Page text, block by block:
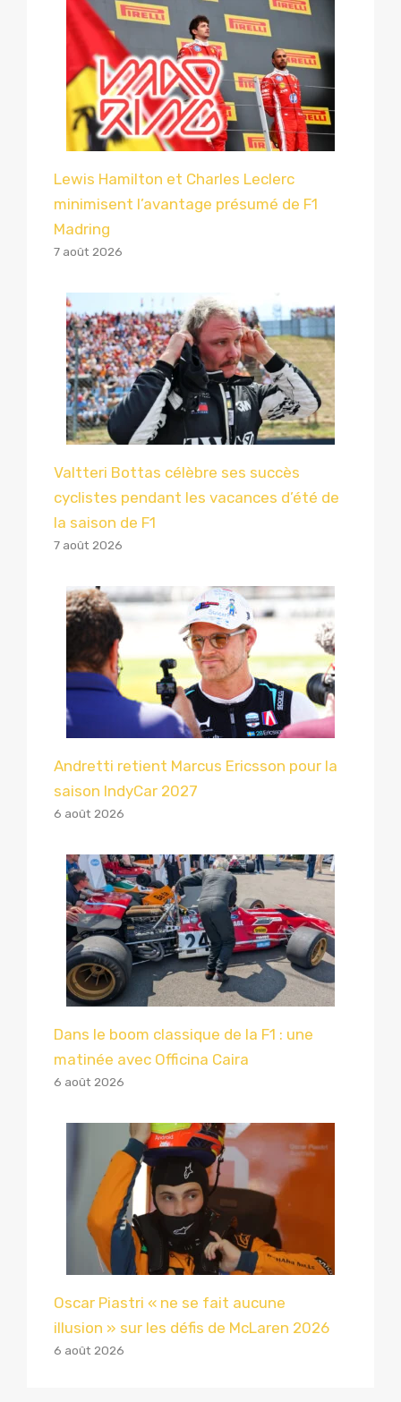
Lewis Hamilton et Charles Leclerc
minimisent l’avantage présumé de F1
Madring
7 août 2026
Valtteri Bottas célèbre ses succès
cyclistes pendant les vacances d’été de
la saison de F1
7 août 2026
Andretti retient Marcus Ericsson pour la
saison IndyCar 2027
6 août 2026
Dans le boom classique de la F1 : une
matinée avec Officina Caira
6 août 2026
Oscar Piastri « ne se fait aucune
illusion » sur les défis de McLaren 2026
6 août 2026